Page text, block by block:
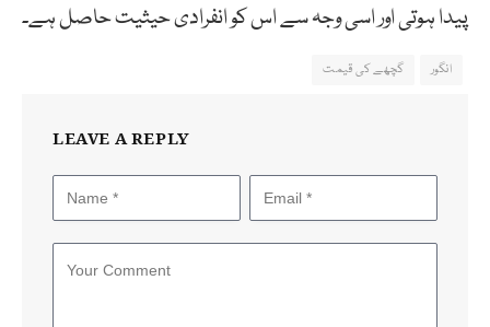
پیدا ہوتی اور اسی وجہ سے اس کو انفرادی حیثیت حاصل ہے۔
انگور گچھے کی قیمت
LEAVE A REPLY